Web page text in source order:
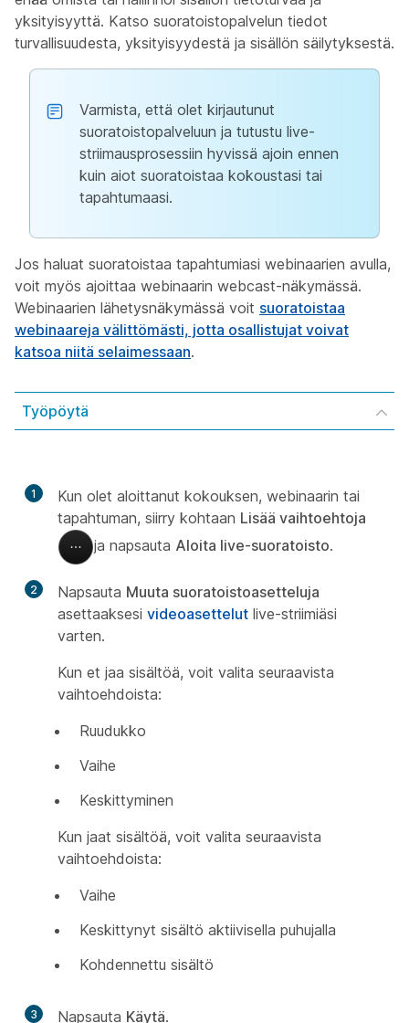
yksityisyyttä. Katso suoratoistopalvelun tiedot
turvallisuudesta, yksityisyydestä ja sisällön säilytyksestä.
Varmista, että olet kirjautunut
suoratoistopalveluun ja tutustu live-
striimausprosessiin hyvissä ajoin ennen
kuin aiot suoratoistaa kokoustasi tai
tapahtumaasi.
Jos haluat suoratoistaa tapahtumiasi webinaarien avulla,
voit myös ajoittaa webinaarin webcast-näkymässä.
Webinaarien lähetysnäkymässä voit suoratoistaa
webinaareja välittömästi, jotta osallistujat voivat
katsoa niitä selaimessaan.
Työpöytä
1
Kun olet aloittanut kokouksen, webinaarin tai
tapahtuman, siirry kohtaan Lisää vaihtoehtoja
ja napsauta Aloita live-suoratoisto.
2 Napsauta Muuta suoratoistoasetteluja
asettaaksesi videoasettelut live-striimiäsi
varten.
Kun et jaa sisältöä, voit valita seuraavista
vaihtoehdoista:
Ruudukko
Vaihe
Keskittyminen
Kun jaat sisältöä, voit valita seuraavista
vaihtoehdoista:
Vaihe
Keskittynyt sisältö aktiivisella puhujalla
Kohdennettu sisältö
3 Napsauta Käytä.